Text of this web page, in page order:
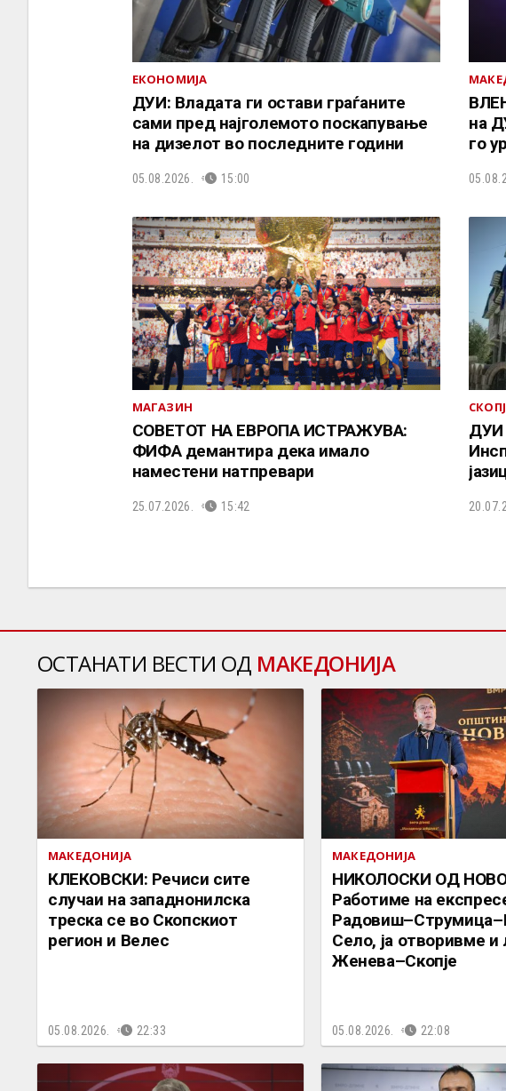
ЕКОНОМИЈА
ДУИ: Владата ги остави граѓаните
сами пред најголемото поскапување
на дизелот во последните години
05.08.2026. 15:00
на
го
МАГАЗИН
СОВЕТОТ НА ЕВРОПА ИСТРАЖУВА:
ФИФА демантира дека имало
наместени натпревари
25.07.2026. 15:42
ДУИ
ОСТАНАТИ ВЕСТИ ОД МАКЕДОНИЈА
МАКЕДОНИЈА
КЛЕКОВСКИ: Речиси сите
случаи на западнонилска
треска се во Скопскиот
регион и Велес
05.08.2026. 22:33
МАКЕДОНИЈА
НИКОЛОСКИ ОД
Работиме на
Село, ја отворивме и
Женева–Скопје
05.08.2026. 22:08